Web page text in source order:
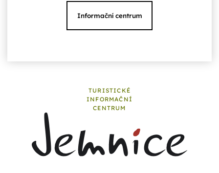
Informační centrum
TURISTICKÉ
INFORMAČNÍ
CENTRUM